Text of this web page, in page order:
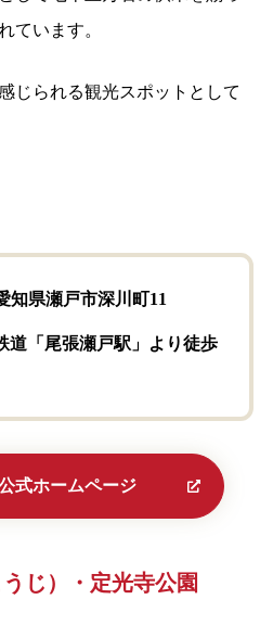
ています。
じられる観光スポットとして
知県瀬戸市深川町11
道「尾張瀬戸駅」より徒歩
式ホームページ
じ）・定光寺公園